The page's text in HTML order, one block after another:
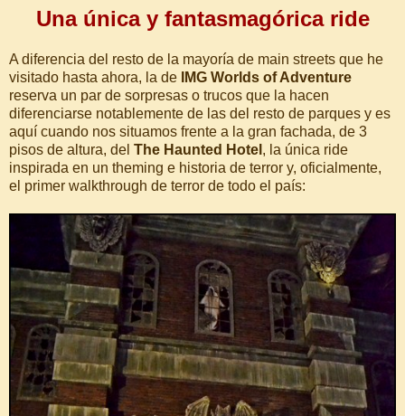
Una única y fantasmagórica ride
A diferencia del resto de la mayoría de main streets que he
visitado hasta ahora, la de
IMG Worlds of Adventure
reserva un par de sorpresas o trucos que la hacen
diferenciarse notablemente de las del resto de parques y es
aquí cuando nos situamos frente a la gran fachada, de 3
pisos de altura, del The Haunted Hotel , la única ride
inspirada en un theming e historia de terror y, oficialmente,
el primer walkthrough de terror de todo el país: